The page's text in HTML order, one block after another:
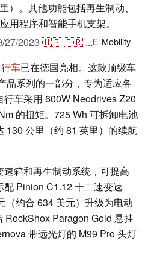
）。其他功能包括再生制动、
用程序和智能手机支架。
27/2023 🇺🇸🇫🇷 ...E-Mobility
车已在德国亮相。这款顶级车
品系列的一部分，专为适应各
车采用 600W Neodrives Z20
的扭矩。725 Wh 可拆卸电池
130 公里（约 81 英里）的续航
箱和再生制动系统，可提高
Pinion C1.12 十二速变速
（约合 634 美元）升级为电动
RockShox Paragon Gold 悬挂
带远光灯的 M99 Pro 头灯